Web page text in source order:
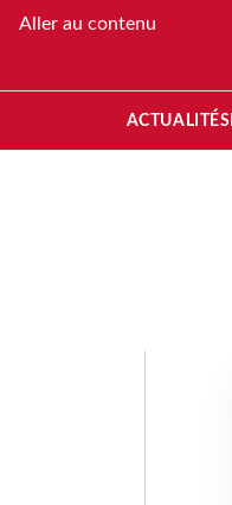
Aller au contenu
ACTUALITÉS